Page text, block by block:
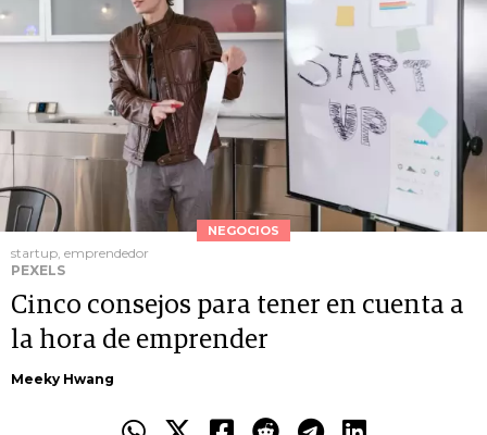
NEGOCIOS
startup, emprendedor
PEXELS
Cinco consejos para tener en cuenta a
la hora de emprender
Meeky Hwang